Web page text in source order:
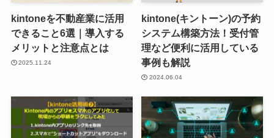
kintoneを不動産業に活用
できること6選｜導入する
メリットと注意点とは
2025.11.24
kintone(キントーン)の予約
システム構築方法！受付管
理など便利に活用している
事例も解説
2024.06.04